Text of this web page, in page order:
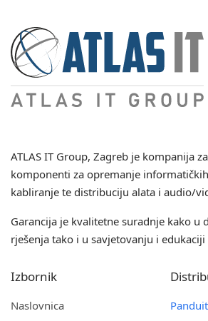
ATLAS IT Group, Zagreb je kompanija
komponenti za opremanje
kabliranje te distribuciju alata i audio/
Garancija je kvalitetne suradnje kako u
rješenja tako i u savjetovanju i
Izbornik
Naslovnica
Panduit